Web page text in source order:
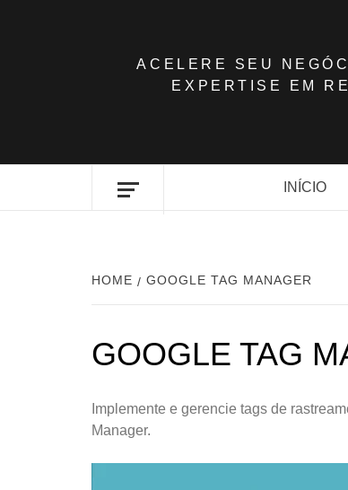
ACELERE SEU
EXPERTISE EM
INÍCIO
HOME GOOGLE TAG MANAGER
GOOGLE TAG
Implemente e gerencie tags de
Manager.